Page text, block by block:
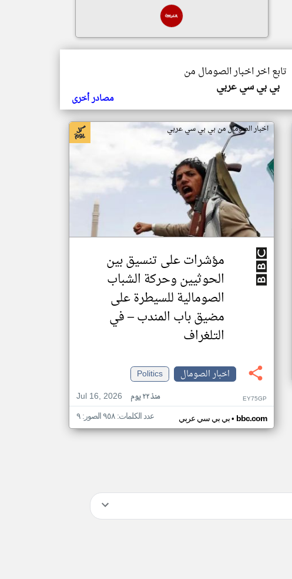
تابع اخر اخبار الصومال من
بي بي سي عربي
مصادر أخرى
اخبار الصومال من بي بي سي عربي
مؤشرات على تنسيق بين
الحوثيين وحركة الشباب
الصومالية للسيطرة على
مضيق باب المندب – في
التلغراف
اخبار الصومال
Politics
Jul 16, 2026
منذ ٢٢ يوم EY75GP
بي بي سي عربي• bbc.com عدد الكلمات: ٩٥٨ الصور: ٩